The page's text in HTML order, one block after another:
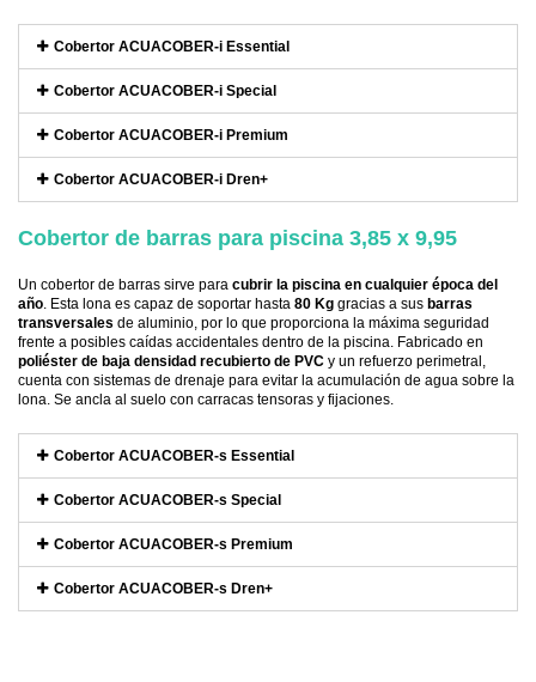
Cobertor ACUACOBER-i Essential
Cobertor ACUACOBER-i Special
Cobertor ACUACOBER-i Premium
Cobertor ACUACOBER-i Dren+
Cobertor de barras para piscina 3,85 x 9,95
Un cobertor de barras sirve para cubrir la piscina en cualquier época del
año . Esta lona es capaz de soportar hasta 80 Kg gracias a sus barras
transversales de aluminio, por lo que proporciona la máxima seguridad
frente a posibles caídas accidentales dentro de la piscina. Fabricado en
poliéster de baja densidad recubierto de PVC y un refuerzo perimetral,
cuenta con sistemas de drenaje para evitar la acumulación de agua sobre la
lona. Se ancla al suelo con carracas tensoras y fijaciones.
Cobertor ACUACOBER-s Essential
Cobertor ACUACOBER-s Special
Cobertor ACUACOBER-s Premium
Cobertor ACUACOBER-s Dren+